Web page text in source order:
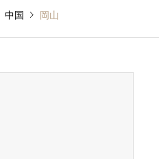
中国 岡山